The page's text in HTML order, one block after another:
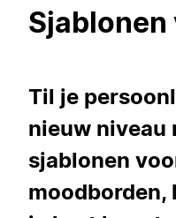
Sjablonen
Til je
nieuw niveau
sjablonen
moodborden,